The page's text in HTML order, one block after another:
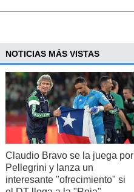
NOTICIAS MÁS VISTAS
Claudio Bravo se la juega por
Pellegrini y lanza un
interesante "ofrecimiento" si